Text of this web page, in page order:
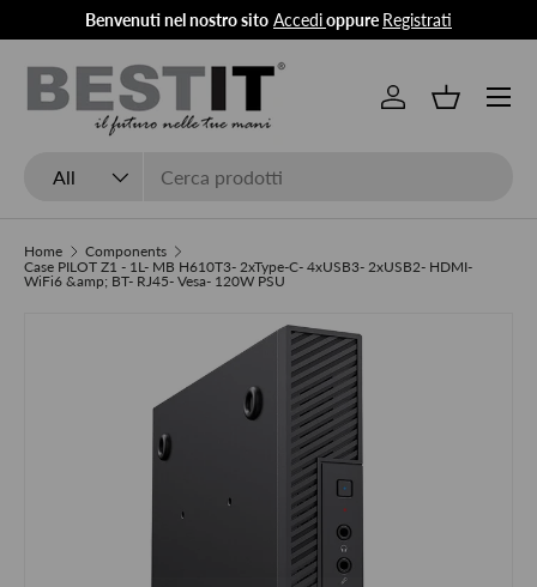
Skip to content
Benvenuti nel nostro sito Accedioppure Registrati
All
Log inBasket
Menu
Home
Components
Case PILOT Z1 - 1L- MB H610T3- 2xType-C- 4xUSB3- 2xUSB2- HDMI-
WiFi6 &amp; BT- RJ45- Vesa- 120W PSU